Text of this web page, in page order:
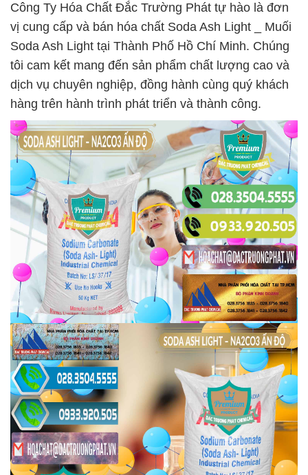
Công Ty Hóa Chất Đắc Trường Phát tự hào là đơn
vị cung cấp và bán hóa chất Soda Ash Light _ Muối
Soda Ash Light tại Thành Phố Hồ Chí Minh. Chúng
tôi cam kết mang đến sản phẩm chất lượng cao và
dịch vụ chuyên nghiệp, đồng hành cùng quý khách
hàng trên hành trình phát triển và thành công.